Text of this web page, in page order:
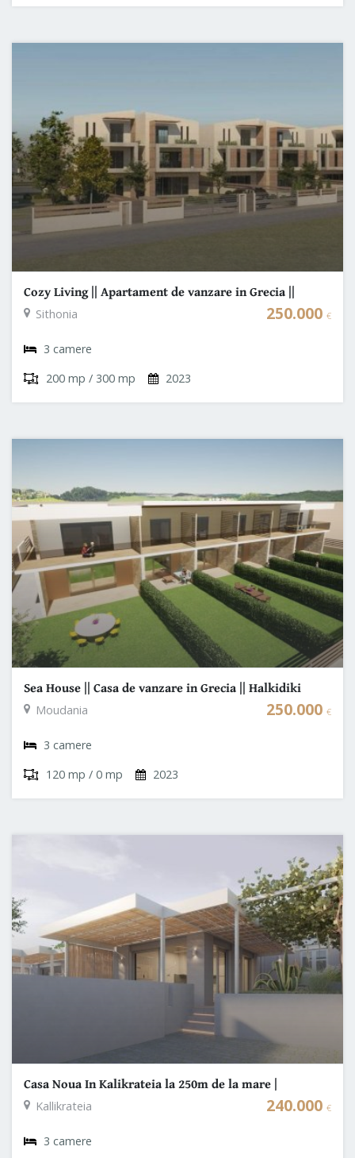
Cozy Living || Apartament de vanzare in Grecia ||
Chalkidiki - Sithonia
Sithonia 250.000 €
3 camere
200 mp / 300 mp
2023
Sea House || Casa de vanzare in Grecia || Halkidiki
Moudania 250.000 €
3 camere
120 mp / 0 mp
2023
Casa Noua In Kalikrateia la 250m de la mare |
Halkidiki - Grecia
Kallikrateia 240.000 €
3 camere